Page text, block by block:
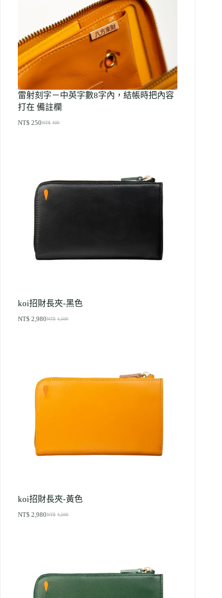
雷射刻字－中英字數8字內，結帳時把內容
打在 備註欄
NT$ 400
NT$ 250
koi招財長夾-黑色
NT$ 4,500
NT$ 2,980
koi招財長夾-黃色
NT$ 4,500
NT$ 2,980